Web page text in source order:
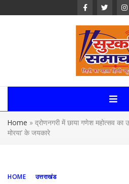
Home » द्रोणनगरी में छाया गणेश महोत्सव का
मोरया’ के जयकारे
HOME उत्तराखंड